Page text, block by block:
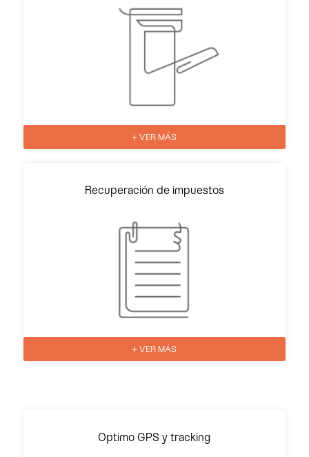
+ VER MÁS
Recuperación de impuestos
+ VER MÁS
Optimo GPS y tracking